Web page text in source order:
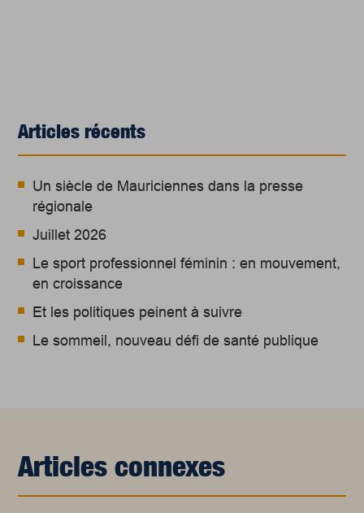
Articles récents
Un siècle de Mauriciennes dans la presse
régionale
Juillet 2026
Le sport professionnel féminin : en mouvement,
en croissance
Et les politiques peinent à suivre
Le sommeil, nouveau défi de santé publique
Articles connexes